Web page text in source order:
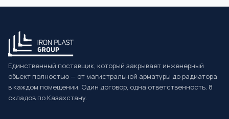
Единственный поставщик, который закрывает инженерный
объект полностью — от магистральной арматуры до радиатора
в каждом помещении. Один договор, одна ответственность. 8
складов по Казахстану.